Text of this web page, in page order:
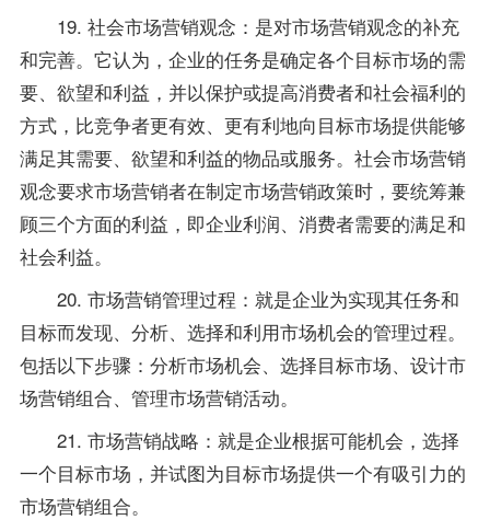
19. 社会市场营销观念：是对市场营销观念的补充
和完善。它认为，企业的任务是确定各个目标市场的需
要、欲望和利益，并以保护或提高消费者和社会福利的
方式，比竞争者更有效、更有利地向目标市场提供能够
满足其需要、欲望和利益的物品或服务。社会市场营销
观念要求市场营销者在制定市场营销政策时，要统筹兼
顾三个方面的利益，即企业利润、消费者需要的满足和
社会利益。
20. 市场营销管理过程：就是企业为实现其任务和
目标而发现、分析、选择和利用市场机会的管理过程。
包括以下步骤：分析市场机会、选择目标市场、设计市
场营销组合、管理市场营销活动。
21. 市场营销战略：就是企业根据可能机会，选择
一个目标市场，并试图为目标市场提供一个有吸引力的
市场营销组合。